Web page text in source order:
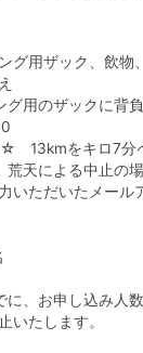
グ用ザック、飲
用のザックに背
をキロ7分ペ
荒天による中止の
いただいたメール
に、お申し込み人
いたします。